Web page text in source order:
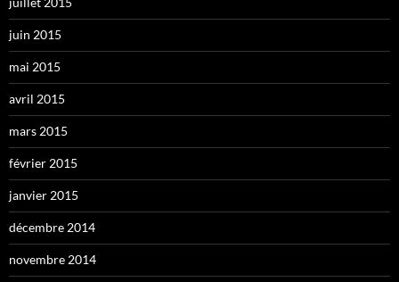
juin 2015
mai 2015
avril 2015
mars 2015
février 2015
janvier 2015
décembre 2014
novembre 2014